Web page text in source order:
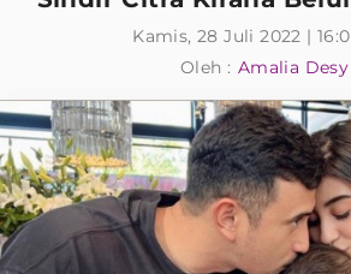
Kamis, 28 Juli 2022 |
Oleh : Amalia Desy